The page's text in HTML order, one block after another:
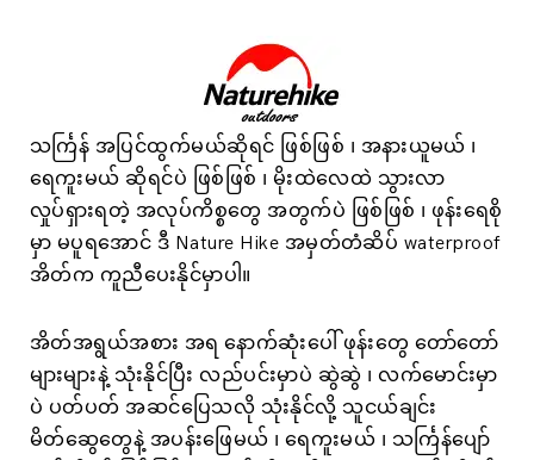
သင်္ကြန် အပြင်ထွက်မယ်ဆိုရင် ဖြစ်ဖြစ် ၊ အနားယူမယ် ၊
ရေကူးမယ် ဆိုရင်ပဲ ဖြစ်ဖြစ် ၊ မိုးထဲလေထဲ သွားလာ
လှုပ်ရှားရတဲ့ အလုပ်ကိစ္စတွေ အတွက်ပဲ ဖြစ်ဖြစ် ၊ ဖုန်းရေစို
မှာ မပူရအောင် ဒီ Nature Hike အမှတ်တံဆိပ် waterproof
အိတ်က ကူညီပေးနိုင်မှာပါ။
အိတ်အရွယ်အစား အရ နောက်ဆုံးပေါ် ဖုန်းတွေ တော်တော်
များများနဲ့ သုံးနိုင်ပြီး လည်ပင်းမှာပဲ ဆွဲဆွဲ ၊ လက်မောင်းမှာ
ပဲ ပတ်ပတ် အဆင်ပြေသလို သုံးနိုင်လို့ သူငယ်ချင်း
မိတ်ဆွေတွေနဲ့ အပန်းဖြေမယ် ၊ ရေကူးမယ် ၊ သင်္ကြန်ပျော်